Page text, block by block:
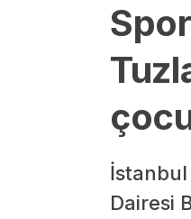
Dairesi